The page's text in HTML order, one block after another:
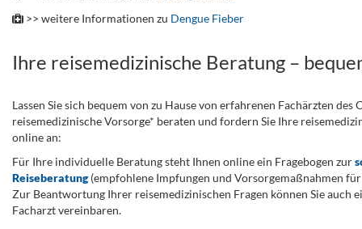
>> weitere Informationen zu Dengue Fieber
Ihre reisemedizinische Beratung –
Lassen Sie sich bequem von zu Hause von erfahrenen Fachärzten des
reisemedizinische Vorsorge* beraten und fordern Sie Ihre
online an:
Für Ihre individuelle Beratung steht Ihnen online ein Fragebogen zur
Reiseberatung(empfohlene Impfungen und Vorsorgemaßnahmen
Zur Beantwortung Ihrer reisemedizinischen Fragen können Sie auch
Facharzt vereinbaren.